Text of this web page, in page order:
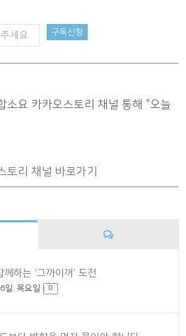
소요 카카오스토리 채널 통해 “오늘
토리 채널 바로가기
하는 ‘그까이꺼’ 도전
일. 목요일 0